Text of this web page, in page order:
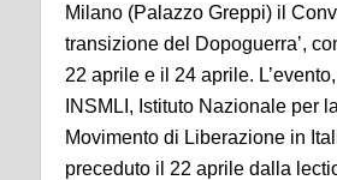
Milano (Palazzo Greppi) il
transizione del Dopoguerra’,
22 aprile e il 24 aprile.
INSMLI, Istituto Nazionale per
Movimento di Liberazione in
preceduto il 22 aprile dalla